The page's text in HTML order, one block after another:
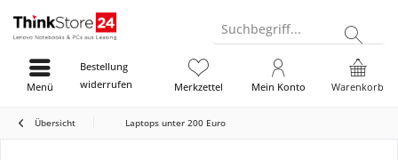
Suchbegriff...
Bestellung
widerrufen
Warenkorb
Merkzettel Mein Konto
Menü
Übersicht Laptops unter 200 Euro